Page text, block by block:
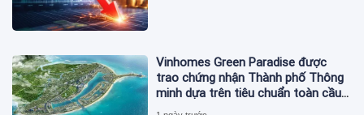
Vinhomes Green Paradise được
trao chứng nhận Thành phố Thông
minh dựa trên tiêu chuẩn toàn cầu
ISO 37122